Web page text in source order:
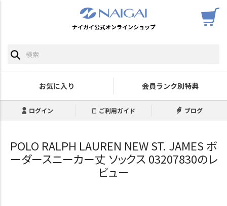
ナイガイ公式オンラインショップ
お気に入り 会員ランク別特典
ログイン ご利用ガイド ブログ
POLO RALPH LAUREN NEW ST. JAMES ボ
ーダースニーカー丈 ソックス 03207830のレ
ビュー